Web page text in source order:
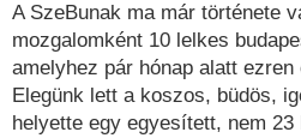
A SzeBunak ma már története
mozgalomként 10 lelkes
amelyhez pár hónap alatt
Elegünk lett a koszos, büdös,
helyette egy egyesített, nem